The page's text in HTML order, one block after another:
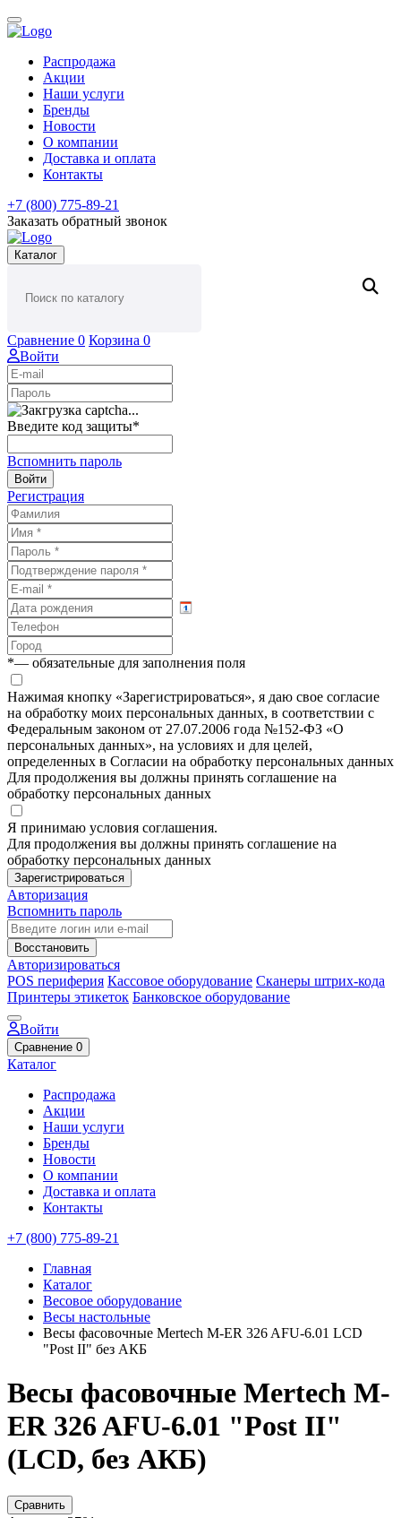
Распродажа
Акции
Наши услуги
Бренды
Новости
О компании
Доставка и оплата
Контакты
+7 (800) 775-89-21
Заказать обратный звонок
Каталог
Сравнение 0 Корзина 0
Войти
Введите код защиты*
Вспомнить пароль
Войти
Регистрация
*— обязательные для заполнения поля
Нажимая кнопку «Зарегистрироваться», я даю свое согласие
на обработку моих персональных данных, в соответствии с
Федеральным законом от 27.07.2006 года №152-ФЗ «О
персональных данных», на условиях и для целей,
определенных в Согласии на обработку персональных данных
Для продолжения вы должны принять соглашение на
обработку персональных данных
Я принимаю условия соглашения.
Для продолжения вы должны принять соглашение на
обработку персональных данных
Зарегистрироваться
Авторизация
Вспомнить пароль
Восстановить
Авторизироваться
POS периферия Кассовое оборудование Сканеры штрих-кода
Принтеры этикеток Банковское оборудование
Войти
Сравнение 0
Каталог
Распродажа
Акции
Наши услуги
Бренды
Новости
О компании
Доставка и оплата
Контакты
+7 (800) 775-89-21
Главная
Каталог
Весовое оборудование
Весы настольные
Весы фасовочные Mertech M-ER 326 AFU-6.01 LCD
"Post II" без АКБ
Весы фасовочные Mertech M-
ER 326 AFU-6.01 "Post II"
(LCD, без АКБ)
Сравнить